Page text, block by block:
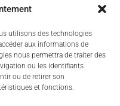
utilisons des technologies
aux informations de
nous permettra de traiter des
ou les identifiants
ou de retirer son
et fonctions.
13h30 à 17h30
de 13h30 à 17h30